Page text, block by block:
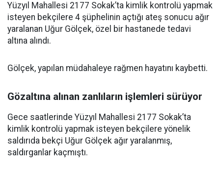
Yüzyıl Mahallesi 2177 Sokak’ta kimlik kontrolü yapmak
isteyen bekçilere 4 şüphelinin açtığı ateş sonucu ağır
yaralanan Uğur Gölçek, özel bir hastanede tedavi
altına alındı.
Gölçek, yapılan müdahaleye rağmen hayatını kaybetti.
Gözaltına alınan zanlıların işlemleri sürüyor
Gece saatlerinde Yüzyıl Mahallesi 2177 Sokak’ta
kimlik kontrolü yapmak isteyen bekçilere yönelik
saldırıda bekçi Uğur Gölçek ağır yaralanmış,
saldırganlar kaçmıştı.